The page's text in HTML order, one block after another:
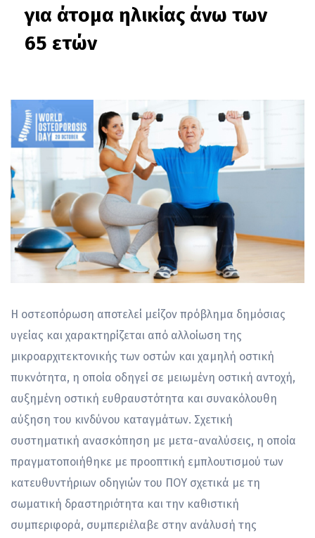
για άτομα ηλικίας άνω των
65 ετών
Η οστεοπόρωση αποτελεί μείζον πρόβλημα δημόσιας
υγείας και χαρακτηρίζεται από αλλοίωση της
μικροαρχιτεκτονικής των οστών και χαμηλή οστική
πυκνότητα, η οποία οδηγεί σε μειωμένη οστική αντοχή,
αυξημένη οστική ευθραυστότητα και συνακόλουθη
αύξηση του κινδύνου καταγμάτων. Σχετική
συστηματική ανασκόπηση με μετα-αναλύσεις, η οποία
πραγματοποιήθηκε με προοπτική εμπλουτισμού των
κατευθυντήριων οδηγιών του ΠΟΥ σχετικά με τη
σωματική δραστηριότητα και την καθιστική
συμπεριφορά, συμπεριέλαβε στην ανάλυσή της